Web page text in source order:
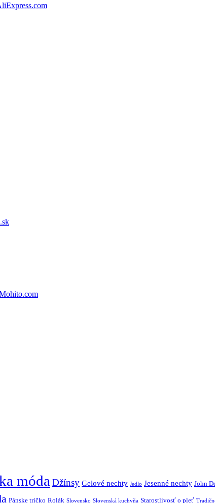
móda Džínsy Gelové nechty Jedlo Jesenné nechty John
Pánske tričko Rolák Slovensko Slovenská kuchyňa Starostlivosť o pleť